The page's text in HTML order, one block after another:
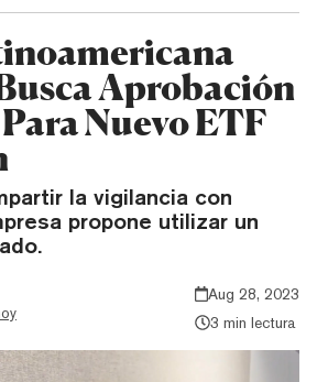
Aprobación
Nuevo ETF
la vigilancia con
propone utilizar un
Aug 28, 2023
3 min lectura